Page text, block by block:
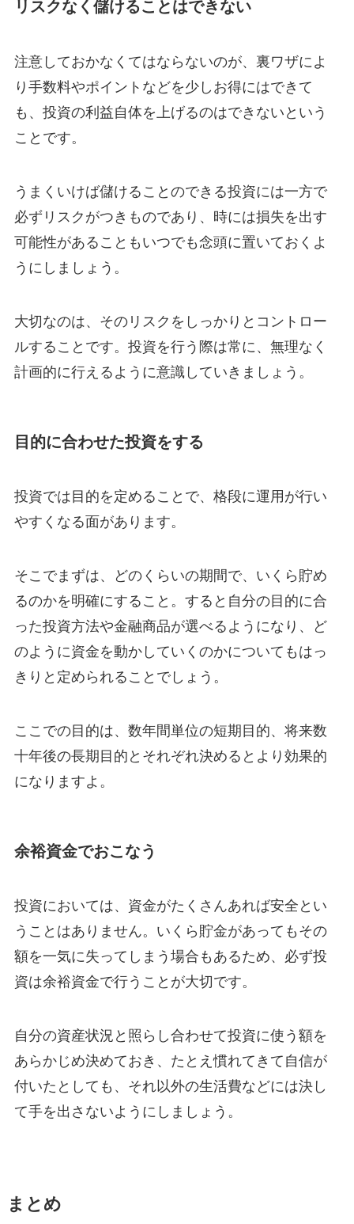
リスクなく儲けることはできない
注意しておかなくてはならないのが、裏ワザによ
り手数料やポイントなどを少しお得にはできて
も、投資の利益自体を上げるのはできないという
ことです。
うまくいけば儲けることのできる投資には一方で
必ずリスクがつきものであり、時には損失を出す
可能性があることもいつでも念頭に置いておくよ
うにしましょう。
大切なのは、そのリスクをしっかりとコントロー
ルすることです。投資を行う際は常に、無理なく
計画的に行えるように意識していきましょう。
目的に合わせた投資をする
投資では目的を定めることで、格段に運用が行い
やすくなる面があります。
そこでまずは、どのくらいの期間で、いくら貯め
るのかを明確にすること。すると自分の目的に合
った投資方法や金融商品が選べるようになり、ど
のように資金を動かしていくのかについてもはっ
きりと定められることでしょう。
ここでの目的は、数年間単位の短期目的、将来数
十年後の長期目的とそれぞれ決めるとより効果的
になりますよ。
余裕資金でおこなう
投資においては、資金がたくさんあれば安全とい
うことはありません。いくら貯金があってもその
額を一気に失ってしまう場合もあるため、必ず投
資は余裕資金で行うことが大切です。
自分の資産状況と照らし合わせて投資に使う額を
あらかじめ決めておき、たとえ慣れてきて自信が
付いたとしても、それ以外の生活費などには決し
て手を出さないようにしましょう。
まとめ